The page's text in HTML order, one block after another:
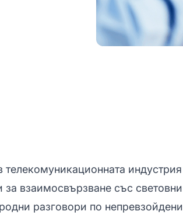
телекомуникационната индустрия
взаимосвързване със световни
разговори по непревзойдени